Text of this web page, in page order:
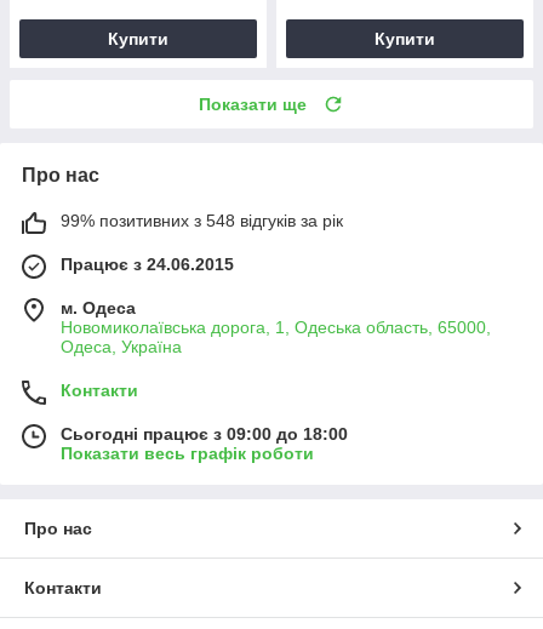
Купити Купити
Показати ще
Про нас
99% позитивних з 548 відгуків за рік
Працює з 24.06.2015
м. Одеса
Новомиколаївська дорога, 1, Одеська область, 65000,
Одеса, Україна
Контакти
Сьогодні працює з 09:00 до 18:00
Показати весь графік роботи
Про нас
Контакти